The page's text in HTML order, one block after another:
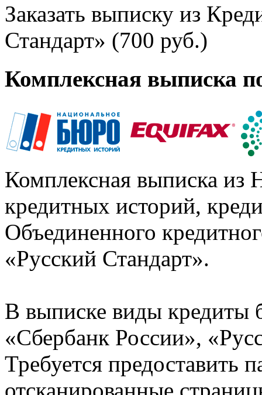
Заказать выписку из
Стандарт» (700 руб.)
Комплексная выписка
Комплексная выписка из
кредитных историй,
Объединенного
«Русский Стандарт».
В выписке виды кредиты
«Сбербанк России»,
Требуется предоставить